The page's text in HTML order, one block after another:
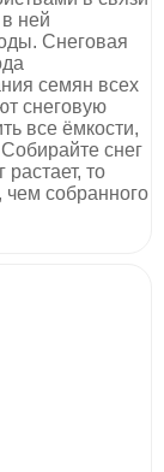
ней
Снеговая
семян всех
снеговую
все ёмкости,
снег
растает, то
собранного